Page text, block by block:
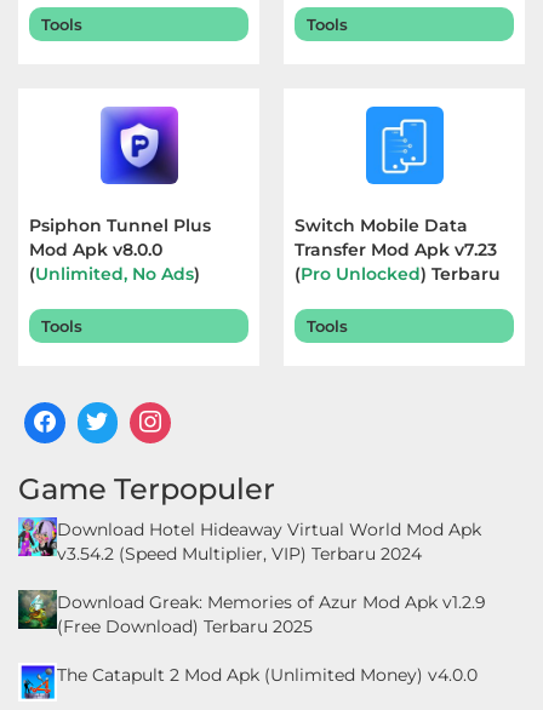
Tools Tools
Psiphon Tunnel Plus
Mod Apk v8.0.0
(Unlimited, No Ads)
Tools
Switch Mobile Data
Transfer Mod Apk v7.23
(Pro Unlocked) Terbaru
Tools
Game Terpopuler
Download Hotel Hideaway Virtual World Mod Apk
v3.54.2 (Speed Multiplier, VIP) Terbaru 2024
Download Greak: Memories of Azur Mod Apk v1.2.9
(Free Download) Terbaru 2025
The Catapult 2 Mod Apk (Unlimited Money) v4.0.0